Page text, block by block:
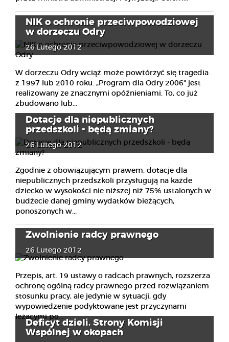
NIK o ochronie przeciwpowodziowej
w dorzeczu Odry
26 Lutego 2012
W dorzeczu Odry wciąż może powtórzyć się tragedia
z 1997 lub 2010 roku. „Program dla Odry 2006" jest
realizowany ze znacznymi opóźnieniami. To, co już
zbudowano lub...
Dotacje dla niepublicznych
przedszkoli - będą zmiany?
26 Lutego 2012
Zgodnie z obowiązującym prawem, dotacje dla
niepublicznych przedszkoli przysługują na każde
dziecko w wysokości nie niższej niż 75% ustalonych w
budżecie danej gminy wydatków bieżących,
ponoszonych w...
Zwolnienie radcy prawnego
26 Lutego 2012
Przepis, art. 19 ustawy o radcach prawnych, rozszerza
ochronę ogólną radcy prawnego przed rozwiązaniem
stosunku pracy, ale jedynie w sytuacji, gdy
wypowiedzenie podyktowane jest przyczynami
leżącymi po...
Deficyt dzieli. Strony Komisji
Wspólnej w okopach